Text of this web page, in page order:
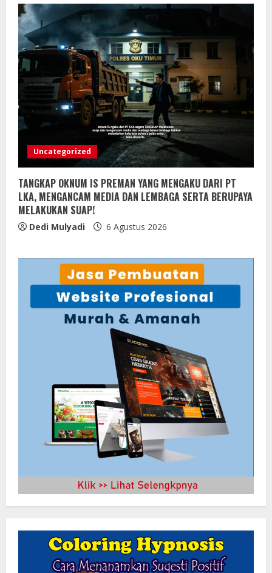
Uncategorized
TANGKAP OKNUM IS PREMAN YANG MENGAKU DARI PT
LKA, MENGANCAM MEDIA DAN LEMBAGA SERTA BERUPAYA
MELAKUKAN SUAP!
Dedi Mulyadi 6 Agustus 2026